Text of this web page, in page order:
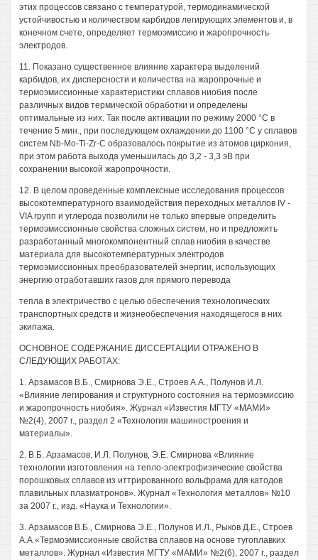
этих процессов связано с температурой, термодинамической
устойчивостью и количеством карбидов легирующих элементов и, в
конечном счете, определяет термоэмиссию и жаропрочность
электродов.
11. Показано существенное влияние характера выделений
карбидов, их дисперсности и количества на жаропрочные и
термоэмиссионные характеристики сплавов ниобия после
различных видов термической обработки и определены
оптимальные из них. Так после активации по режиму 2000 °С в
течение 5 мин., при последующем охлаждении до 1100 °С у сплавов
систем Nb-Mo-Ti-Zr-C образовалось покрытие из атомов циркония,
при этом работа выхода уменьшилась до 3,2 - 3,3 эВ при
сохранении высокой жаропрочности.
12. В целом проведенные комплексные исследования процессов
высокотемпературного взаимодействия переходных металлов IV -
VIA групп и углерода позволили не только впервые определить
термоэмиссионные свойства сложных систем, но и предложить
разработанный многокомпонентный сплав ниобия в качестве
материала для высокотемпературных электродов
термоэмиссионных преобразователей энергии, использующих
энергию отработавших газов для прямого перевода
тепла в электричество с целью обеспечения технологических
транспортных средств и жизнеобеспечения находящегося в них
экипажа.
ОСНОВНОЕ СОДЕРЖАНИЕ ДИССЕРТАЦИИ ОТРАЖЕНО В
СЛЕДУЮЩИХ РАБОТАХ:
1. Арзамасов В.Б., Смирнова Э.Е., Строев A.A., Полунов И.Л.
«Влияние легирования и структурного состояния на термоэмиссию
и жаропрочность ниобия». Журнал «Известия МГТУ «МАМИ»
№2(4), 2007 г., раздел 2 «Технология машиностроения и
материалы».
2. В.Б. Арзамасов, И.Л. Полунов, Э.Е. Смирнова «Влияние
технологии изготовления на тепло-электрофизические свойства
порошковых сплавов из иттрированного вольфрама для катодов
плавильных плазматронов». Журнал «Технология металлов» №10
за 2007 г., изд. «Наука и Технологии».
3. Арзамасов В.Б., Смирнова Э.Е., Полунов И.Л., Рыков Д.Е., Строев
А.А «Термоэмиссионные свойства сплавов на основе тугоплавких
металлов». Журнал «Известия МГТУ «МАМИ» №2(6), 2007 г., раздел